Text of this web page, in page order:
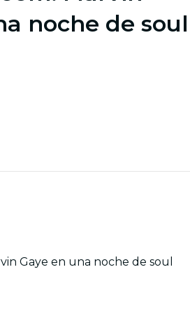
noche de soul
Gaye en una noche de soul